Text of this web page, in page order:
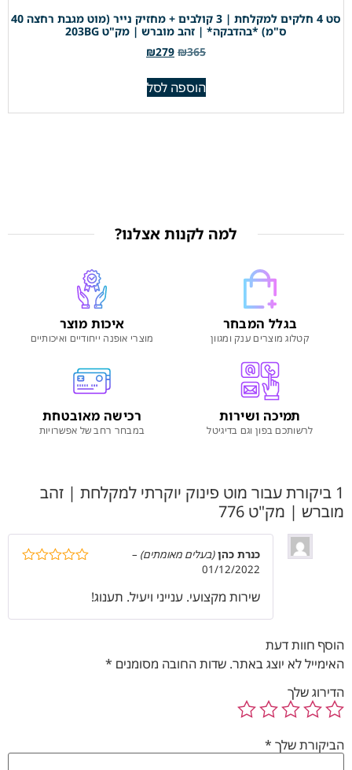
סט 4 חלקים למקלחת | 3 קולבים + מחזיק נייר (מוט מגבת רחצה 40
ס"מ) *בהדבקה* | זהב מוברש | מק"ט 203BG
₪365
₪279
הוספה לסל
למה לקנות אצלנו?
בגלל המבחר
קטלוג מוצרים ענק ומגוון
איכות מוצר
מוצרי אופנה ייחודיים ואיכותיים
תמיכה ושירות
לרשותכם בפון וגם בדיגיטל
רכישה מאובטחת
במבחר רחב של אפשרויות
1 ביקורת עבור
מוט פינוק יוקרתי למקלחת | זהב
מוברש | מק"ט 776
כנרת כהן(בעלים מאומתים) –
01/12/2022
שירות מקצועי. ענייני ויעיל. תענוג!
הוסף חוות דעת
האימייל לא יוצג באתר. שדות החובה מסומנים *
הדירוג שלך
הביקורת שלך *